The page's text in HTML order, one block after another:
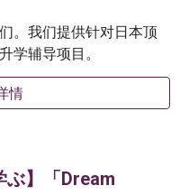
。我们提供针对日本顶
学辅导项目。
情
ぶ】「Dream